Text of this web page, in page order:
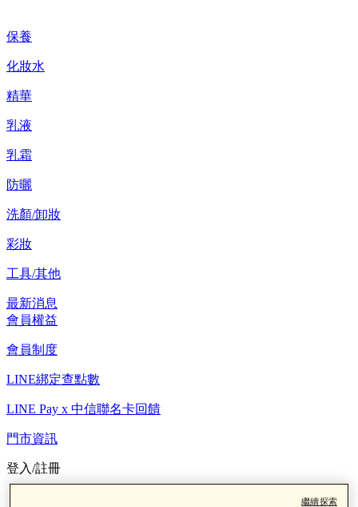
保養
化妝水
精華
乳液
乳霜
防曬
洗顏/卸妝
彩妝
工具/其他
最新消息
會員權益
會員制度
LINE綁定查點數
LINE Pay x 中信聯名卡回饋
門市資訊
登入/註冊
繼續探索